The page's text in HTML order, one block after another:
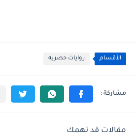
الأقسام روايات حصريه
مقالات قد تهمك